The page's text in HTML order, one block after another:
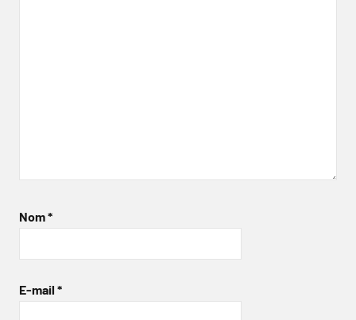
Nom*
E-mail *